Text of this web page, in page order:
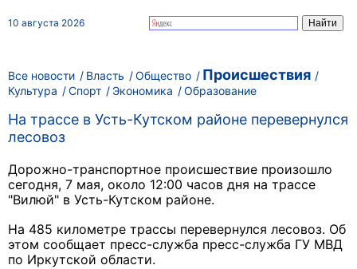
10 августа 2026
Все новости Власть Общество Происшествия
Культура Спорт Экономика Образование
На трассе в Усть-Кутском районе перевернулся
лесовоз
Дорожно-транспортное происшествие произошло
сегодня, 7 мая, около 12:00 часов дня на трассе
"Вилюй" в Усть-Кутском районе.
На 485 километре трассы перевернулся лесовоз. Об
этом сообщает пресс-служба пресс-служба ГУ МВД
по Иркутской области.